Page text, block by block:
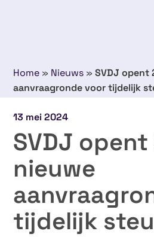
Home » Nieuws »SVDJ opent
aanvraagronde voor tijdelijk
13 mei 2024
SVDJ
nieuwe
tijdelijk